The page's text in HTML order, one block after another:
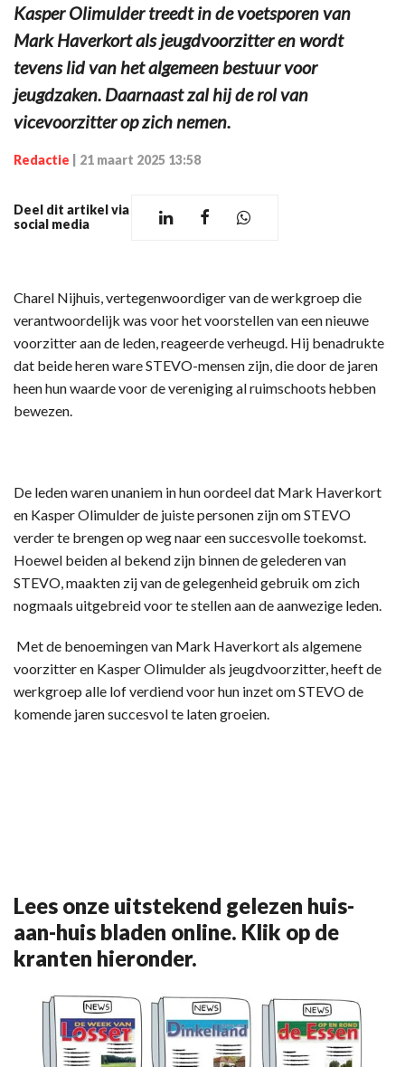
Kasper Olimulder treedt in de voetsporen van
Mark Haverkort als jeugdvoorzitter en wordt
tevens lid van het algemeen bestuur voor
jeugdzaken. Daarnaast zal hij de rol van
vicevoorzitter op zich nemen.
Redactie 21 maart 2025 13:58
Deel dit artikel via
social media
Charel Nijhuis, vertegenwoordiger van de werkgroep die
verantwoordelijk was voor het voorstellen van een nieuwe
voorzitter aan de leden, reageerde verheugd. Hij benadrukte
dat beide heren ware STEVO-mensen zijn, die door de jaren
heen hun waarde voor de vereniging al ruimschoots hebben
bewezen.
De leden waren unaniem in hun oordeel dat Mark Haverkort
en Kasper Olimulder de juiste personen zijn om STEVO
verder te brengen op weg naar een succesvolle toekomst.
Hoewel beiden al bekend zijn binnen de gelederen van
STEVO, maakten zij van de gelegenheid gebruik om zich
nogmaals uitgebreid voor te stellen aan de aanwezige leden.
Met de benoemingen van Mark Haverkort als algemene
voorzitter en Kasper Olimulder als jeugdvoorzitter, heeft de
werkgroep alle lof verdiend voor hun inzet om STEVO de
komende jaren succesvol te laten groeien.
Lees onze uitstekend gelezen huis-
aan-huis bladen online. Klik op de
kranten hieronder.